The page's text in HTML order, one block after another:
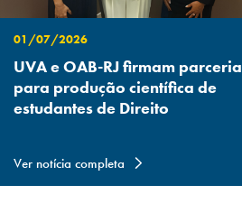
01/07/2026
UVA e OAB-RJ firmam parceria
para produção científica de
estudantes de Direito
Ver notícia completa